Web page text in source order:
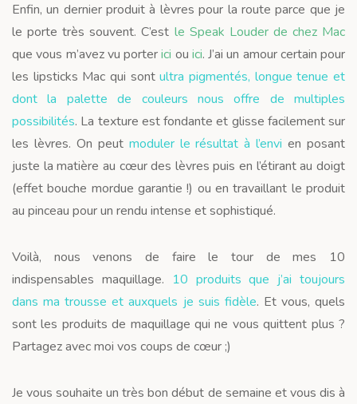
Enfin, un dernier produit à lèvres pour la route parce que je
le porte très souvent. C’est le Speak Louder de chez Mac
que vous m’avez vu porterici ou ici. J’ai un amour certain pour
les lipsticks Mac qui sontultra pigmentés, longue tenue et
dont la palette de couleurs nous offre de multiples
possibilités. La texture est fondante et glisse facilement sur
les lèvres. On peut moduler le résultat à l’envi en posant
juste la matière au cœur des lèvres puis en l’étirant au doigt
(effet bouche mordue garantie !) ou en travaillant le produit
au pinceau pour un rendu intense et sophistiqué.
Voilà, nous venons de faire le tour de mes 10
indispensables maquillage. 10 produits que j’ai toujours
dans ma trousse et auxquels je suis fidèle. Et vous, quels
sont les produits de maquillage qui ne vous quittent plus ?
Partagez avec moi vos coups de cœur ;)
Je vous souhaite un très bon début de semaine et vous dis à